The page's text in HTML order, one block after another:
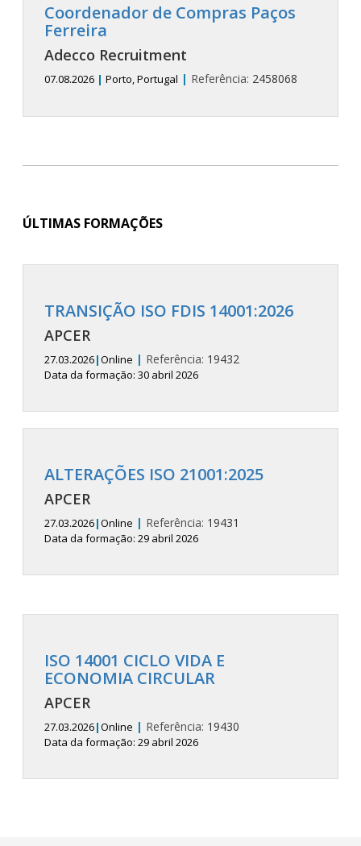
Coordenador de Compras Paços
Ferreira
Adecco Recruitment
07.08.2026 | Porto, Portugal | Referência: 2458068
ÚLTIMAS FORMAÇÕES
TRANSIÇÃO ISO FDIS 14001:2026
APCER
27.03.2026|Online | Referência: 19432
Data da formação: 30 abril 2026
ALTERAÇÕES ISO 21001:2025
APCER
27.03.2026|Online | Referência: 19431
Data da formação: 29 abril 2026
ISO 14001 CICLO VIDA E
ECONOMIA CIRCULAR
APCER
27.03.2026|Online | Referência: 19430
Data da formação: 29 abril 2026